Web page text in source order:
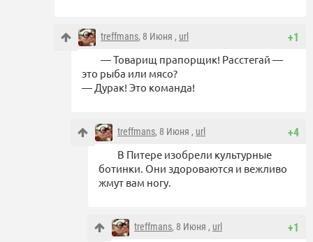
+1
treffmans, 8 Июня , url
— Товарищ прапорщик! Расстегай —
это рыба или мясо?
— Дурак! Это команда!
+4
treffmans, 8 Июня , url
В Питере изобрели культурные
ботинки. Они здороваются и вежливо
жмут вам ногу.
+1
treffmans, 8 Июня , url